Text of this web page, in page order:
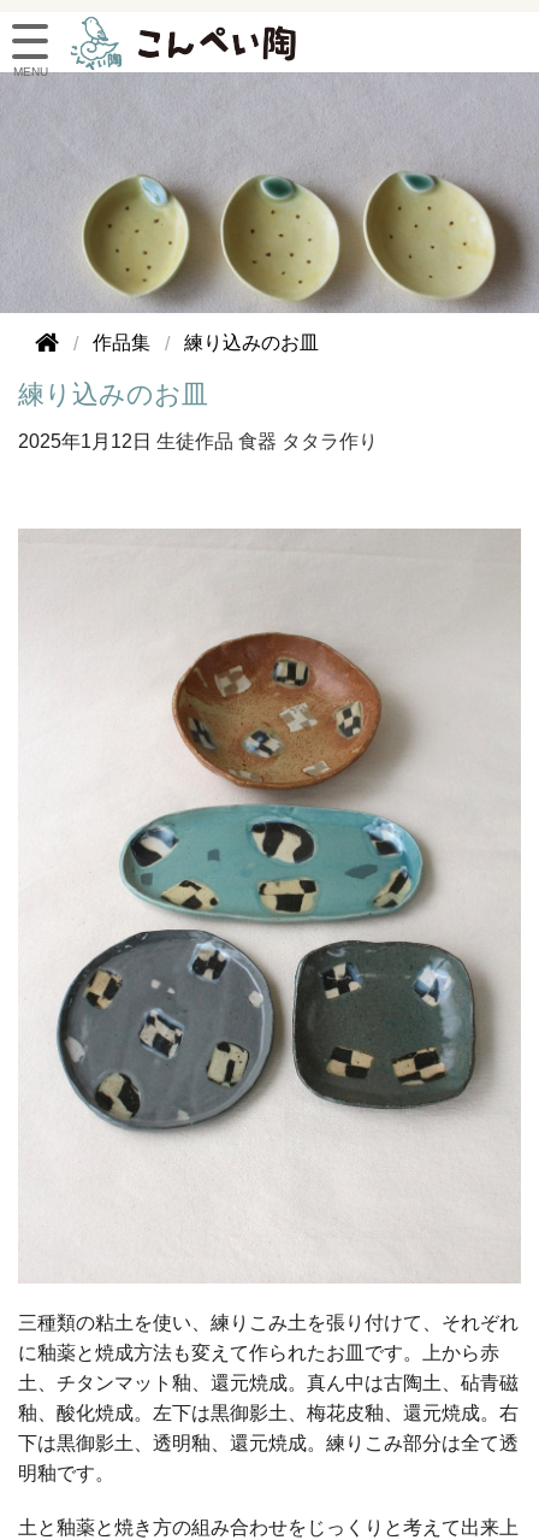
作品集 練り込みのお皿
練り込みのお皿
2025年1月12日 生徒作品 食器 タタラ作り
三種類の粘土を使い、練りこみ土を張り付けて、それぞれ
に釉薬と焼成方法も変えて作られたお皿です。上から赤
土、チタンマット釉、還元焼成。真ん中は古陶土、砧青磁
釉、酸化焼成。左下は黒御影土、梅花皮釉、還元焼成。右
下は黒御影土、透明釉、還元焼成。練りこみ部分は全て透
明釉です。
土と釉薬と焼き方の組み合わせをじっくりと考えて出来上